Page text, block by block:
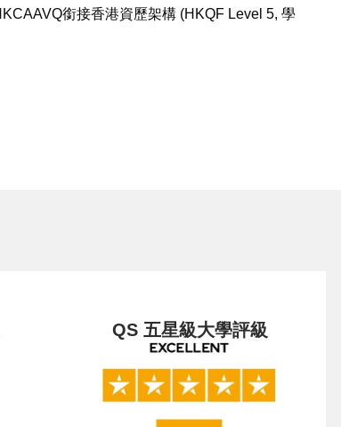
銜接香港資歷架構 (HKQF Level 5, 學
QS 五星級大學評級